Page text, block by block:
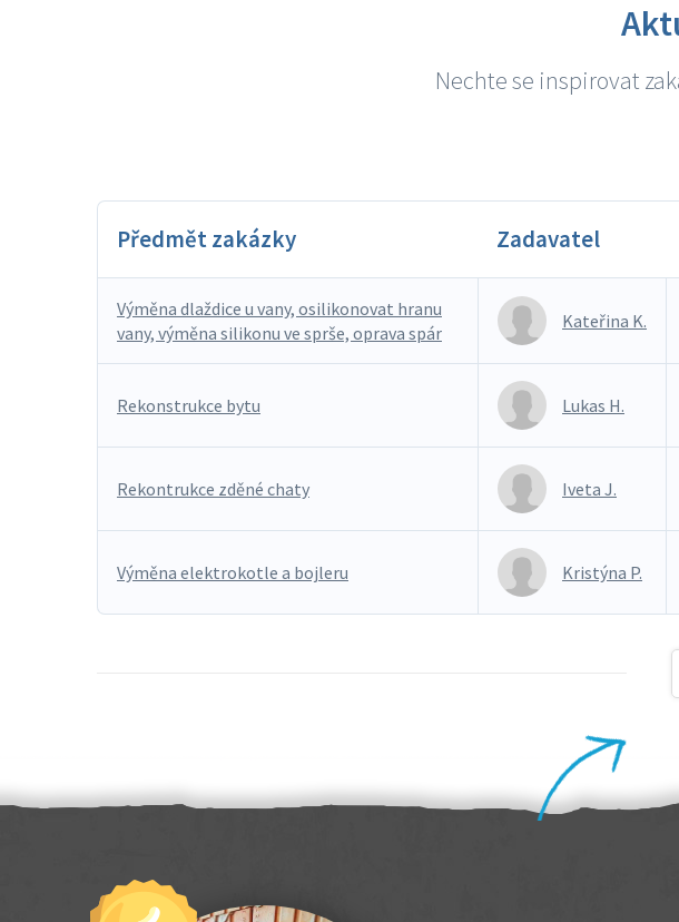
Nechte se inspirovat
Předmět zakázky Zadavatel
Výměna dlaždice u vany, osilikonovat hranu
vany, výměna silikonu ve sprše, oprava spár
Kateřina K.
Rekonstrukce bytu Lukas H.
Rekontrukce zděné chaty Iveta J.
Výměna elektrokotle a bojleru Kristýna P.